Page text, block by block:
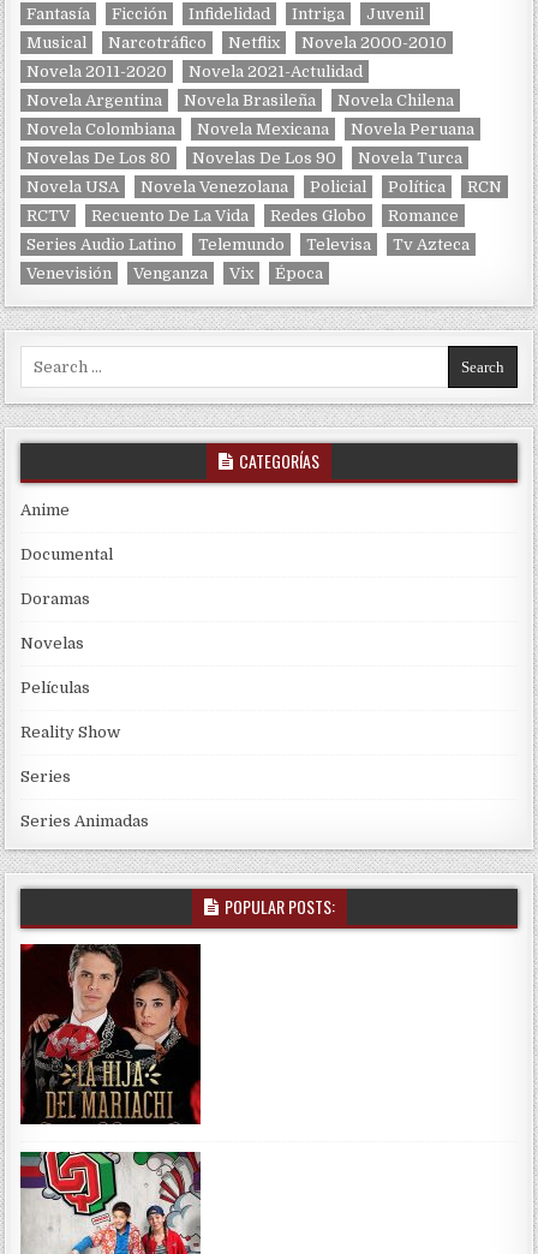
Fantasía
Ficción Infidelidad Intriga
Juvenil
Musical
Narcotráfico Netflix
Novela 2000-2010
Novela 2011-2020
Novela 2021-Actulidad
Novela Argentina
Novela Brasileña
Novela Chilena
Novela Colombiana
Novela Mexicana
Novela Peruana
Novelas De Los 80
Novelas De Los 90
Novela Turca
Novela USA
Novela Venezolana Policial Política
RCN
RCTV
Recuento De La Vida Redes Globo
Romance
Series Audio Latino
Telemundo Televisa
Tv Azteca
Venevisión
Venganza Vix Época
CATEGORÍAS
Anime
Documental
Doramas
Novelas
Películas
Reality Show
Series
Series Animadas
POPULAR POSTS: